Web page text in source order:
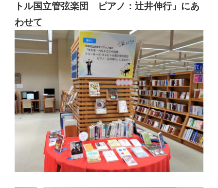
トル国立管弦楽団 ピアノ：辻󠄀井伸行」にあ
わせて